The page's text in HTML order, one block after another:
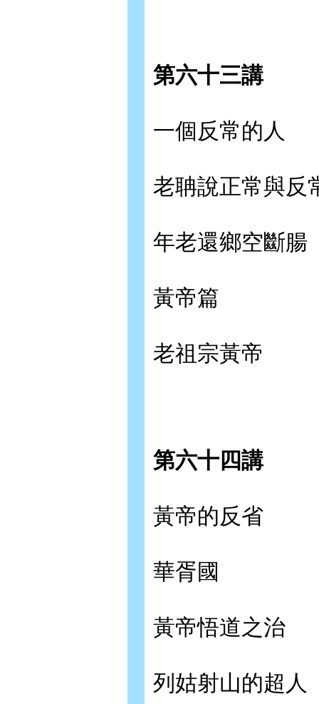
第六十三講
一個反常的人
老聃說正常與反
年老還鄉空斷腸
黃帝篇
老祖宗黃帝
第六十四講
黃帝的反省
華胥國
黃帝悟道之治
列姑射山的超人